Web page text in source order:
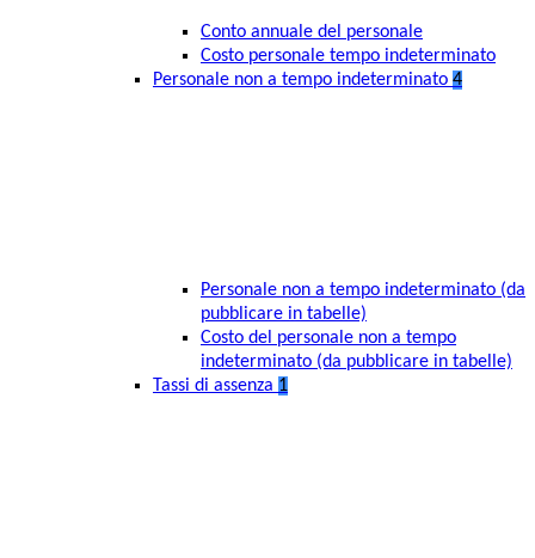
Conto annuale del personale
Costo personale tempo indeterminato
Personale non a tempo indeterminato 4
Personale non a tempo indeterminato (da
pubblicare in tabelle)
Costo del personale non a tempo
indeterminato (da pubblicare in tabelle)
Tassi di assenza 1